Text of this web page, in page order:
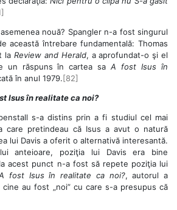
nouă? Spangler n-a fost singurul
această întrebare fundamentală: Thomas
laReview and Herald, a aprofundat-o şi el
un răspuns în cartea saA fost Isus în
în anul 1979.[82]
Isus în realitate ca noi?
s-a distins prin a fi studiul cel mai
care pretindeau că Isus a avut o natură
lui Davis a oferit o alternativă interesantă.
anteioare, poziţia lui Davis era bine
acest punct n-a fost să repete poziţia lui
fost Isus în realitate ca noi?, autorul a
au fost „noi” cu care s-a presupus că